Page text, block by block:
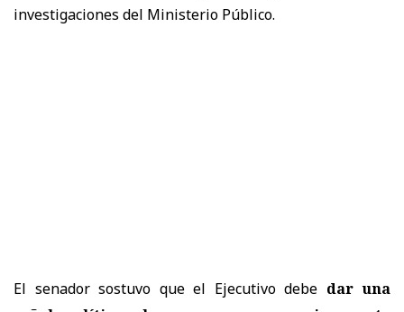
investigaciones del Ministerio Público.
El senador sostuvo que el Ejecutivo debe dar una